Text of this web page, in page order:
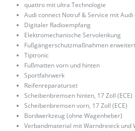
quattro mit ultra Technologie
Audi connect Notruf & Service mit
Digitaler Radioempfang
Elektromechanische Servolenkung
Fußgängerschutzmaßnahmen erweitert
Tiptronic
Fußmatten vorn und hinten
Sportfahrwerk
Reifenreparaturset
Scheibenbremsen hinten, 17 Zoll (ECE)
Scheibenbremsen vorn, 17 Zoll (ECE)
Bordwerkzeug (ohne Wagenheber)
Verbandmaterial mit Warndreieck und